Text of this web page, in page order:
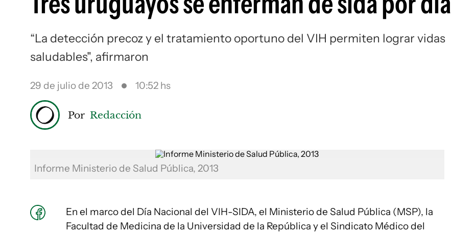
“La detección precoz y el tratamiento oportuno del VIH permiten lograr vidas
saludables", afirmaron
29 de julio de 2013 10:52 hs
Por Redacción
Informe Ministerio de Salud Pública, 2013
En el marco del Día Nacional del VIH-SIDA, el Ministerio de Salud Pública (MSP), la
Facultad de Medicina de la Universidad de la República y el Sindicato Médico del